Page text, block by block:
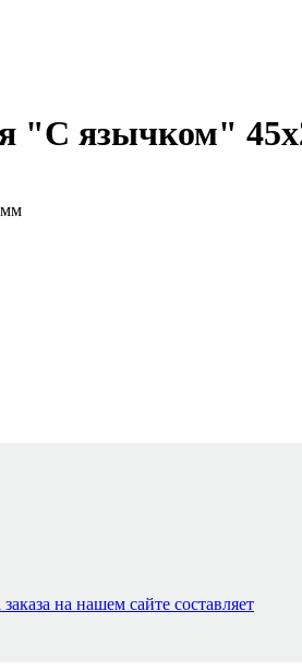
"С язычком"
на нашем сайте составляет